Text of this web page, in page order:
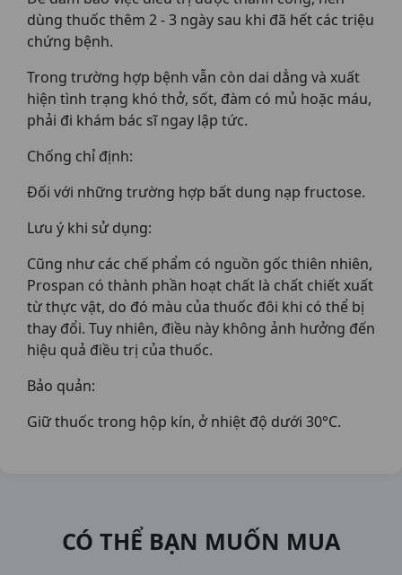
dùng thuốc thêm 2 - 3 ngày sau khi đã hết các triệu
chứng bệnh.
Trong trường hợp bệnh vẫn còn dai dẳng và xuất
hiện tình trạng khó thở, sốt, đàm có mủ hoặc máu,
phải đi khám bác sĩ ngay lập tức.
Chống chỉ định:
Đối với những trường hợp bất dung nạp fructose.
Lưu ý khi sử dụng:
Cũng như các chế phẩm có nguồn gốc thiên nhiên,
Prospan có thành phần hoạt chất là chất chiết xuất
từ thực vật, do đó màu của thuốc đôi khi có thể bị
thay đổi. Tuy nhiên, điều này không ảnh hưởng đến
hiệu quả điều trị của thuốc.
Bảo quản:
Giữ thuốc trong hộp kín, ở nhiệt độ dưới 30°C.
CÓ THỂ BẠN MUỐN MUA